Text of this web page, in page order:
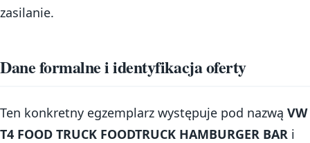
zasilanie.
Dane formalne i identyfikacja oferty
Ten konkretny egzemplarz występuje pod nazwą VW
T4 FOOD TRUCK FOODTRUCK HAMBURGER BAR i